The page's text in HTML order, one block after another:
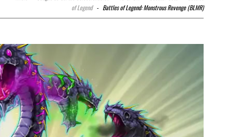
of Legend - Battles of Legend: Monstrous Revenge (BLMR)